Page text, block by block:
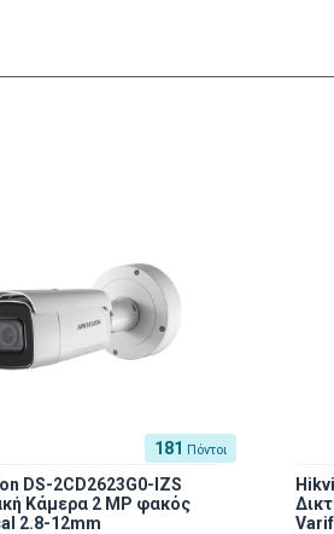
181 Πόντοι
DS-2CD2623G0-IZS
Κάμερα 2 MP φακός
2.8-12mm